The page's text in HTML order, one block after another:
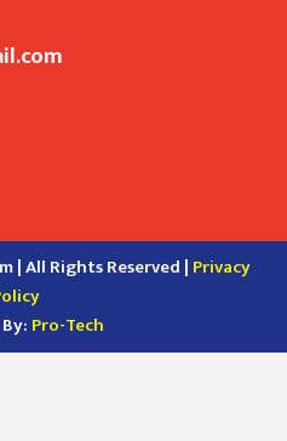
| All Rights Reserved | Privacy
Pro-Tech